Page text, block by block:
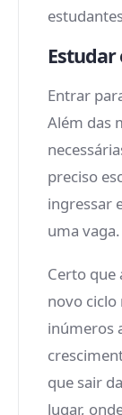
Estudar
Entrar
Além das
preciso
ingressar
uma vaga.
Certo que
novo ciclo
inúmeros
que sair
lugar,